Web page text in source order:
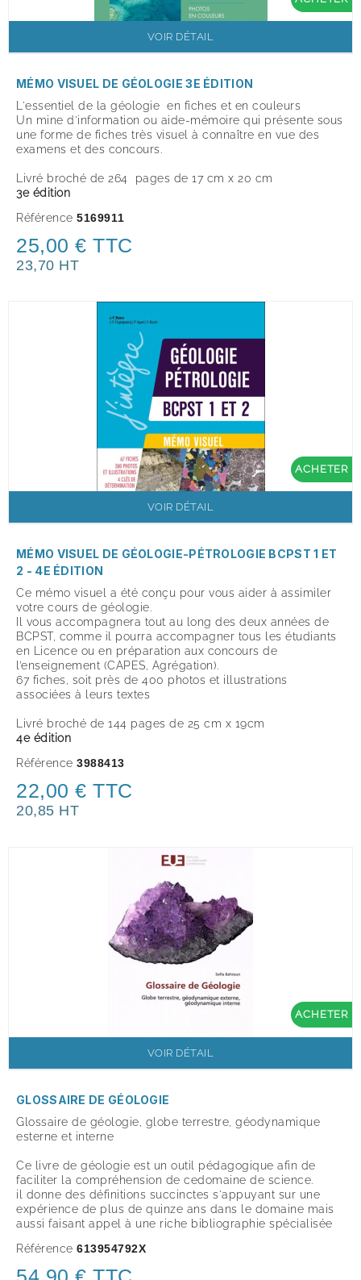
VOIR DÉTAIL
MÉMO VISUEL DE GÉOLOGIE 3E ÉDITION
L'essentiel de la géologie en fiches et en couleurs
Un mine d'information ou aide-mémoire qui présente sous
une forme de fiches très visuel à connaître en vue des
examens et des concours.
Livré broché de 264 pages de 17 cm x 20 cm
3e édition
Référence 5169911
25,00 € TTC
23,70 HT
ACHETER
VOIR DÉTAIL
MÉMO VISUEL DE GÉOLOGIE-PÉTROLOGIE BCPST 1 ET
2 - 4E ÉDITION
Ce mémo visuel a été conçu pour vous aider à assimiler
votre cours de géologie.
Il vous accompagnera tout au long des deux années de
BCPST, comme il pourra accompagner tous les étudiants
en Licence ou en préparation aux concours de
l’enseignement (CAPES, Agrégation).
67 fiches, soit près de 400 photos et illustrations
associées à leurs textes
Livré broché de 144 pages de 25 cm x 19cm
4e édition
Référence 3988413
22,00 € TTC
20,85 HT
ACHETER
VOIR DÉTAIL
GLOSSAIRE DE GÉOLOGIE
Glossaire de géologie, globe terrestre, géodynamique
esterne et interne
Ce livre de géologie est un outil pédagogique afin de
faciliter la compréhension de cedomaine de science.
il donne des définitions succinctes s'appuyant sur une
expérience de plus de quinze ans dans le domaine mais
aussi faisant appel à une riche bibliographie spécialisée
Référence 613954792X